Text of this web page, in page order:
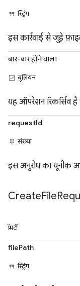
स्ट्रिंग
इस कार्रवाई से जुड़े
बार-बार होने वाला
बूलियन
यह ऑपरेशन रिकर्सिव है
requestId
संख्या
इस अनुरोध का यूनीक
CreateFile
प्रॉपर्टी
filePath
स्ट्रिंग